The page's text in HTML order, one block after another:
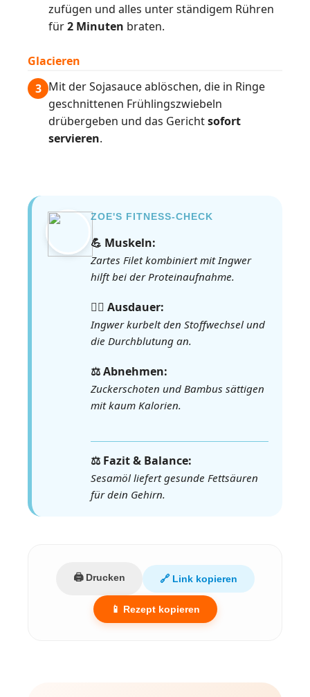
zufügen und alles unter ständigem Rühren
für2 Minuten braten.
Glacieren
3 Mit der Sojasauce ablöschen, die in Ringe
geschnittenen Frühlingszwiebeln
drübergeben und das Gerichtsofort
servieren.
ZOE'S FITNESS-CHECK
💪 Muskeln:
Zartes Filet kombiniert mit Ingwer
hilft bei der Proteinaufnahme.
🏃‍♀️ Ausdauer:
Ingwer kurbelt den Stoffwechsel und
die Durchblutung an.
⚖️ Abnehmen:
Zuckerschoten und Bambus sättigen
mit kaum Kalorien.
⚖️ Fazit & Balance:
Sesamöl liefert gesunde Fettsäuren
für dein Gehirn.
🖨️ Drucken 🔗 Link kopieren
📱 Rezept kopieren